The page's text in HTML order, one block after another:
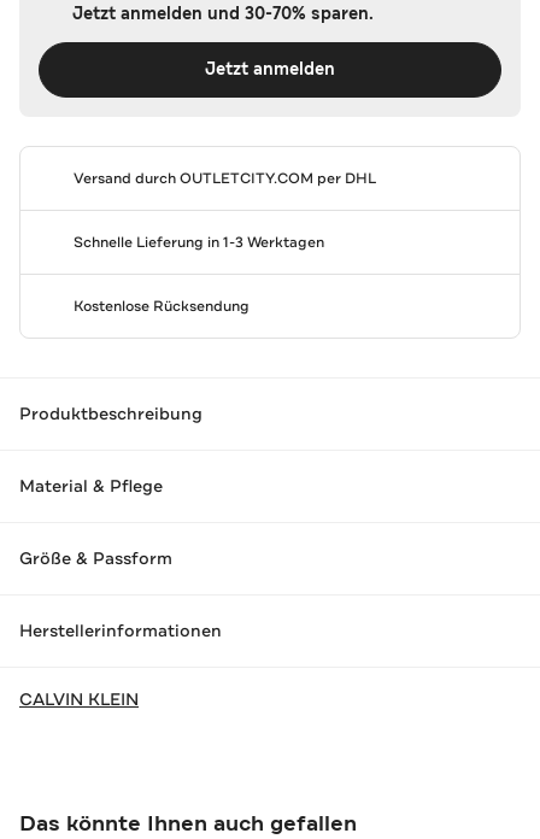
Jetzt anmelden und 30-70% sparen.
Jetzt anmelden
Versand durchOUTLETCITY.COM per DHL
Schnelle Lieferung in 1-3 Werktagen
Kostenlose Rücksendung
Produktbeschreibung
Material & Pflege
Größe & Passform
Herstellerinformationen
CALVIN KLEIN
Das könnte Ihnen auch gefallen